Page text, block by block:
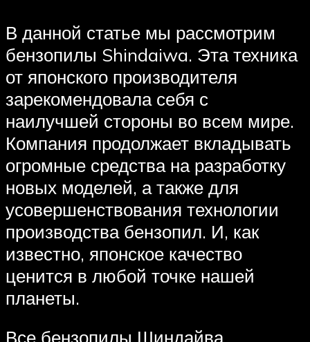
В данной статье мы рассмотрим
бензопилы Shindaiwa. Эта техника
от японского производителя
зарекомендовала себя с
наилучшей стороны во всем мире.
Компания продолжает вкладывать
огромные средства на разработку
новых моделей, а также для
усовершенствования технологии
производства бензопил. И, как
известно, японское качество
ценится в любой точке нашей
планеты.
Все бензопилы Шиндайва